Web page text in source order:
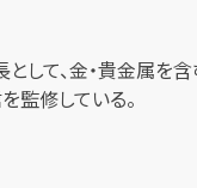
て、金・貴金属を
監修している。